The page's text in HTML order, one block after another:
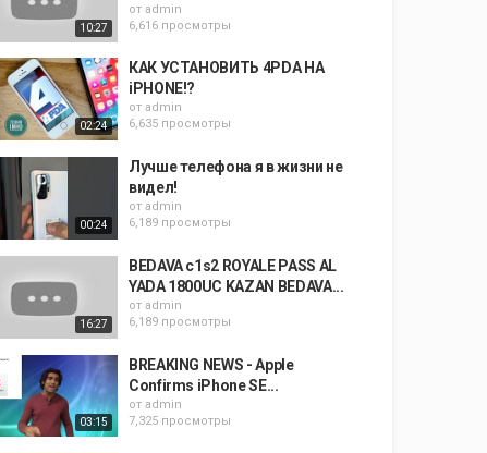
10:27
от admin
6,616 просмотры
02:24
КАК УСТАНОВИТЬ 4PDA НА
iPHONE!?
от admin
6,635 просмотры
00:24
Лучше телефона я в жизни не
видел!
от admin
6,189 просмотры
16:27
BEDAVA c1s2 ROYALE PASS AL
YADA 1800UC KAZAN BEDAVA...
от admin
6,189 просмотры
03:15
BREAKING NEWS - Apple
Confirms iPhone SE...
от admin
7,325 просмотры